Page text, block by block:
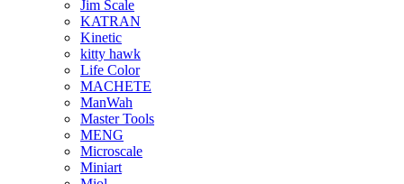
Jim Scale
KATRAN
Kinetic
kitty hawk
Life Color
MACHETE
ManWah
Master Tools
MENG
Microscale
Miniart